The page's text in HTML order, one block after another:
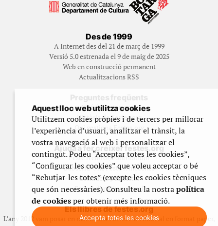
Des de 1999
A Internet des del 21 de març de 1999
Versió 5.0 estrenada el 9 de maig de 2025
Web en construcció permanent
Actualitzacions RSS
Preguntes freqüents
Qué és Festes.org?
Història de Festes.org
Qui gestiona Festes.org
Ajuda a fer créixer festes.org
Feste’n editor/contribuidor
Subscriu-t’hi/Feste’n mecenes
Contracta publicitat
Fes un donatiu puntual
Els llibres de festes.org
L’any 2012 vam posar en marxa una col·lecció editorial en format paper,
Aquest lloc web utilitza cookies
Utilitzem cookies pròpies i de tercers per millorar
l’experiència d’usuari, analitzar el trànsit, la
vostra navegació al web i personalitzar el
contingut. Podeu “Acceptar totes les cookies”,
“Configurar les cookies” que voleu acceptar o bé
“Rebutjar-les totes” (excepte les cookies tècniques
que són necessàries). Consulteu la nostrapolítica
de cookiesper obtenir més informació.
Accepta totes les cookies